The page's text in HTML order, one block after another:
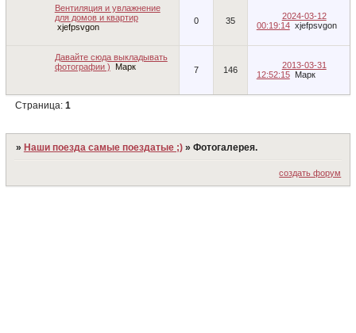
Вентиляция и увлажнение
для домов и квартир
xjefpsvgon
0 35
2024-03-12
00:19:14 xjefpsvgon
Давайте сюда выкладывать
фотографии )
Марк 7 146
2013-03-31
12:52:15
Марк
Страница: 1
» Наши поезда самые поездатые ;) » Фотогалерея.
создать форум